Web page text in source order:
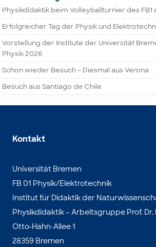
Physikdidaktik beim Volleyballturnier des FB1
Erfolgreicher Tag der Physik und
Vorstellung der Institute der Universität
Physik 2026
Schon wieder Besuch – Diesmal aus Verona
Besuch aus Santiago de Chile
Kontakt
Universität Bremen
FB 01 Physik/Elektrotechnik
Institut für Didaktik der
Physikdidaktik – Arbeitsgruppe Prof.
Otto-Hahn-Allee 1
28359 Bremen